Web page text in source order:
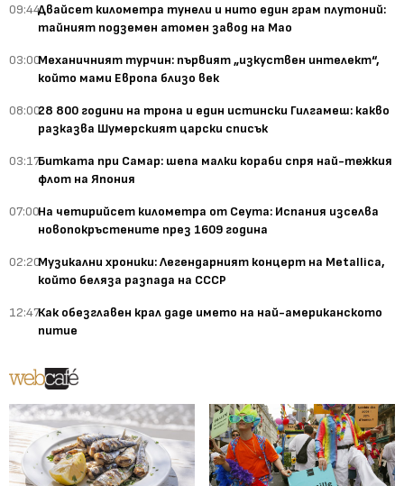
09:44Двайсет километра тунели и нито един грам плутоний:
тайният подземен атомен завод на Мао
03:00Механичният турчин: първият „изкуствен интелект“,
който мами Европа близо век
08:0028 800 години на трона и един истински Гилгамеш: какво
разказва Шумерският царски списък
03:17Битката при Самар: шепа малки кораби спря най-тежкия
флот на Япония
07:00На четирийсет километра от Сеута: Испания изселва
новопокръстените през 1609 година
02:20Музикални хроники: Легендарният концерт на Metallica,
който беляза разпада на СССР
12:47Как обезглавен крал даде името на най-американското
питие